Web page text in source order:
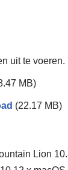
uit te voeren.
MB)
(22.17 MB)
Lion